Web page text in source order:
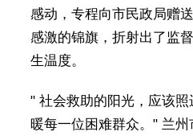
感动，专程向市民政局赠
感激的锦旗，折射出了监
生温度。
" 社会救助的阳光，应该
暖每一位困难群众。" 兰